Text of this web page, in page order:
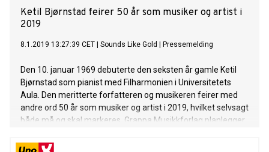
Ketil Bjørnstad feirer 50 år som musiker og artist i
2019
8.1.2019 13:27:39 CET Sounds Like Gold Pressemelding
Den 10. januar 1969 debuterte den seksten år gamle Ketil
Bjørnstad som pianist med Filharmonien i Universitetets
Aula. Den meritterte forfatteren og musikeren feirer med
andre ord 50 år som musiker og artist i 2019, hvilket selvsagt
både må og skal markeres. Grappa Musikkforlag planlegger
innspillingene, spennende og uutgitt bonusmateriale, ferske